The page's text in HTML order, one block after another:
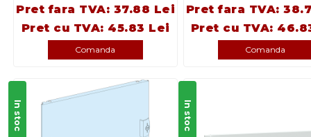
Pret fara TVA: 37.88 Lei
Pret cu TVA: 45.83 Lei
Comanda
Pret fara TVA:
Pret cu TVA:
Comanda
In stoc In stoc